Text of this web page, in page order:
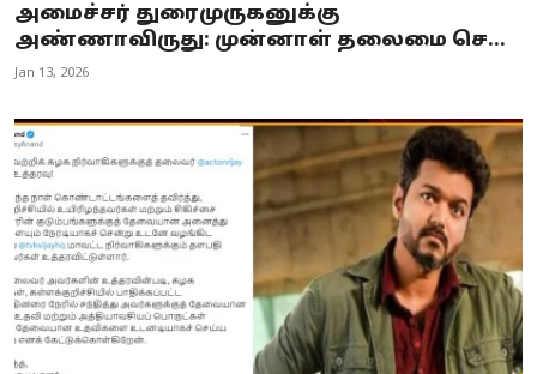
அமைச்சர் துரைமுருகனுக்கு
அண்ணாவிருது: முன்னாள் தலைமை செ...
Jan 13, 2026